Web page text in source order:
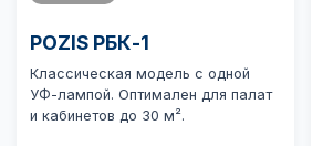
POZIS РБК-1
Классическая модель с одной
УФ-лампой. Оптимален для палат
и кабинетов до 30 м².